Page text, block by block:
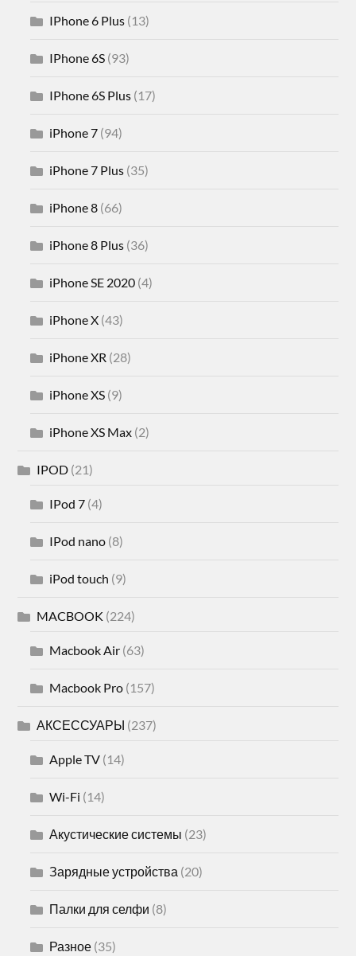
IPhone 6 Plus (13)
IPhone 6S (93)
IPhone 6S Plus (17)
iPhone 7 (94)
iPhone 7 Plus (35)
iPhone 8 (66)
iPhone 8 Plus (36)
iPhone SE 2020 (4)
iPhone X (43)
iPhone XR (28)
iPhone XS (9)
iPhone XS Max (2)
IPOD (21)
IPod 7 (4)
IPod nano (8)
iPod touch (9)
MACBOOK (224)
Macbook Air (63)
Macbook Pro (157)
АКСЕССУАРЫ (237)
Apple TV (14)
Wi-Fi (14)
Акустические системы (23)
Зарядные устройства (20)
Палки для селфи (8)
Разное (35)